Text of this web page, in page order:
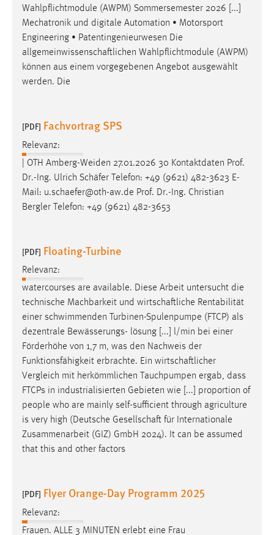
Wahlpflichtmodule (AWPM) Sommersemester 2026 [...]
Mechatronik und digitale Automation • Motorsport
Engineering • Patentingenieurwesen Die
allgemeinwissenschaftlichen Wahlpflichtmodule (AWPM)
können aus einem vorgegebenen Angebot ausgewählt
werden. Die
[PDF] Fachvortrag SPS
Relevanz:
| OTH Amberg-Weiden 27.01.2026 30 Kontaktdaten Prof.
Dr.-Ing. Ulrich Schäfer Telefon: +49 (9621) 482-3623 E-
Mail: u.schaefer@oth-aw.de Prof. Dr.-Ing. Christian
Bergler Telefon: +49 (9621) 482-3653
[PDF] Floating-Turbine
Relevanz:
watercourses are available. Diese Arbeit untersucht die
technische Machbarkeit und wirtschaftliche Rentabilität
einer schwimmenden Turbinen-Spulenpumpe (FTCP) als
dezentrale Bewässerungs- lösung [...] l/min bei einer
Förderhöhe von 1,7 m, was den Nachweis der
Funktionsfähigkeit erbrachte. Ein wirtschaftlicher
Vergleich mit herkömmlichen Tauchpumpen ergab, dass
FTCPs in industrialisierten Gebieten wie [...] proportion of
people who are mainly self-sufficient through agriculture
is very high (Deutsche Gesellschaft für Internationale
Zusammenarbeit (GIZ) GmbH 2024). It can be assumed
that this and other factors
[PDF] Flyer Orange-Day Programm 2025
Relevanz:
Frauen. ALLE 3 MINUTEN erlebt eine Frau